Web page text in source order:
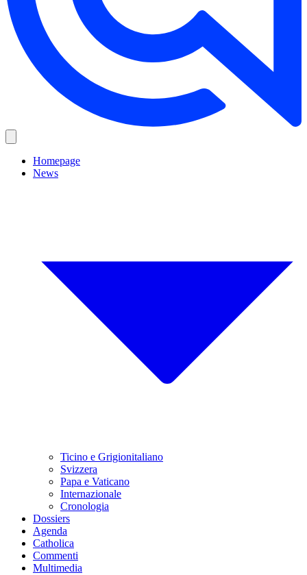
Homepage
News
Ticino e Grigionitaliano
Svizzera
Papa e Vaticano
Internazionale
Cronologia
Dossiers
Agenda
Catholica
Commenti
Multimedia